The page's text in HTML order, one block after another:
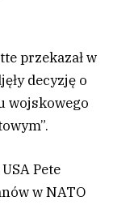
przekazał w
decyzję o
wojskowego
Pete
w NATO